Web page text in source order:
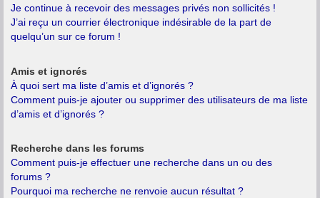
Je continue à recevoir des messages privés non sollicités !
J’ai reçu un courrier électronique indésirable de la part de
quelqu’un sur ce forum !
Amis et ignorés
À quoi sert ma liste d’amis et d’ignorés ?
Comment puis-je ajouter ou supprimer des utilisateurs de ma liste
d’amis et d’ignorés ?
Recherche dans les forums
Comment puis-je effectuer une recherche dans un ou des
forums ?
Pourquoi ma recherche ne renvoie aucun résultat ?